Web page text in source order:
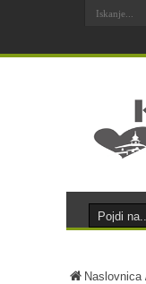
Naslovnica